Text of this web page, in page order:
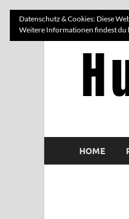
HOME
Datenschutz & Cookies: Diese
Weitere Informationen findest du